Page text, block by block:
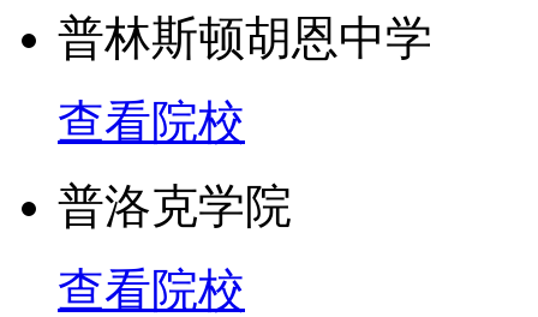
普林斯顿胡恩中学
查看院校
普洛克学院
查看院校